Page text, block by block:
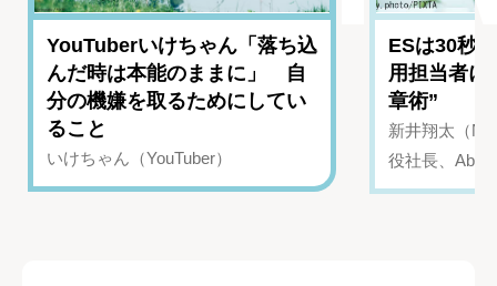
YouTuberいけちゃん「落ち込
んだ時は本能のままに」 自
分の機嫌を取るためにしてい
ること
いけちゃん（YouTuber）
ESは30秒
用担当者に
章術”
新井翔太（
役社長、